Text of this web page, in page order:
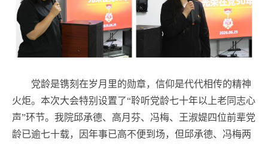
党龄是镌刻在岁月里的勋章，信仰是代代相传的精神
火炬。本次大会特别设置了“聆听党龄七十年以上老同志心
声”环节。我院邱承德、高月芬、冯梅、王淑媞四位前辈党
龄已逾七十载，因年事已高不便到场，但邱承德、冯梅两